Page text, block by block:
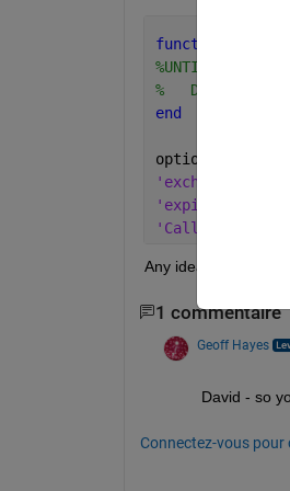
function
%UNTITLED
%   Detailed
end
optionChain =
'exchange'
'expiry'
Any ideas on why?
1 commentaire
Geoff Hayes
David - so
Connectez-vous pour